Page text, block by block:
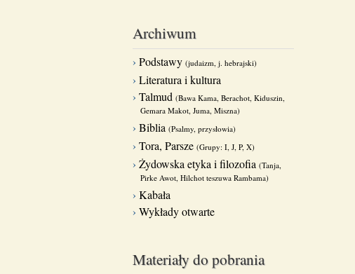
Archiwum
Podstawy (judaizm, j. hebrajski)
Literatura i kultura
Talmud (Bawa Kama, Berachot, Kiduszin,
Gemara Makot, Juma, Miszna)
Biblia (Psalmy, przysłowia)
Tora, Parsze (Grupy: I, J, P, X)
Żydowska etyka i filozofia (Tanja,
Pirke Awot, Hilchot teszuwa Rambama)
Kabała
Wykłady otwarte
Materiały do pobrania